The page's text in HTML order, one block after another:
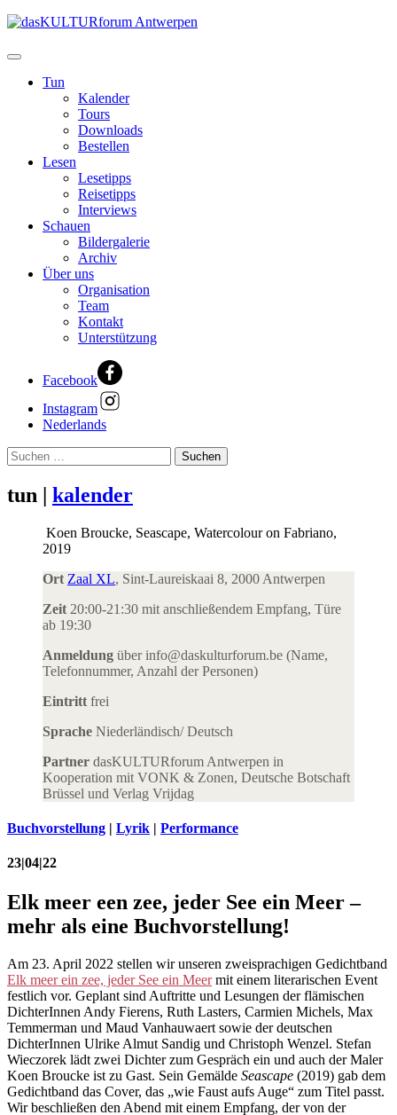
Tun
Kalender
Tours
Downloads
Bestellen
Lesen
Lesetipps
Reisetipps
Interviews
Schauen
Bildergalerie
Archiv
Über uns
Organisation
Team
Kontakt
Unterstützung
Facebook
Instagram
Nederlands
Suchen
nach:
tun | kalender
Koen Broucke, Seascape, Watercolour on Fabriano,
2019
Ort Zaal XL, Sint-Laureiskaai 8, 2000 Antwerpen
Zeit 20:00-21:30 mit anschließendem Empfang, Türe
ab 19:30
Anmeldung über info@daskulturforum.be (Name,
Telefonnummer, Anzahl der Personen)
Eintritt frei
Sprache Niederländisch/ Deutsch
Partner dasKULTURforum Antwerpen in
Kooperation mit VONK & Zonen, Deutsche Botschaft
Brüssel und Verlag Vrijdag
Buchvorstellung | Lyrik | Performance
23|04|22
Elk meer een zee, jeder See ein Meer –
mehr als eine Buchvorstellung!
Am 23. April 2022 stellen wir unseren zweisprachigen Gedichtband
Elk meer ein zee, jeder See ein Meermit einem literarischen Event
festlich vor. Geplant sind Auftritte und Lesungen der flämischen
DichterInnen Andy Fierens, Ruth Lasters, Carmien Michels, Max
Temmerman und Maud Vanhauwaert sowie der deutschen
DichterInnen Ulrike Almut Sandig und Christoph Wenzel. Stefan
Wieczorek lädt zwei Dichter zum Gespräch ein und auch der Maler
Koen Broucke ist zu Gast. Sein Gemälde Seascape (2019) gab dem
Gedichtband das Cover, das „wie Faust aufs Auge“ zum Titel passt.
Wir beschließen den Abend mit einem Empfang, der von der